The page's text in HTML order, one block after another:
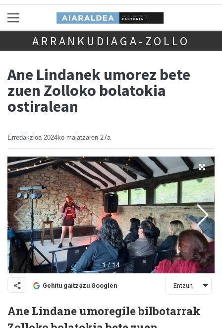
ARRANKUDIAGA-ZOLLO
Ane Lindanek umorez bete
zuen Zolloko bolatokia
ostiralean
Erredakzioa 2024ko maiatzaren 27a
Gehitu gaitzazu Googlen Entzun
Ane Lindane umoregile bilbotarrak